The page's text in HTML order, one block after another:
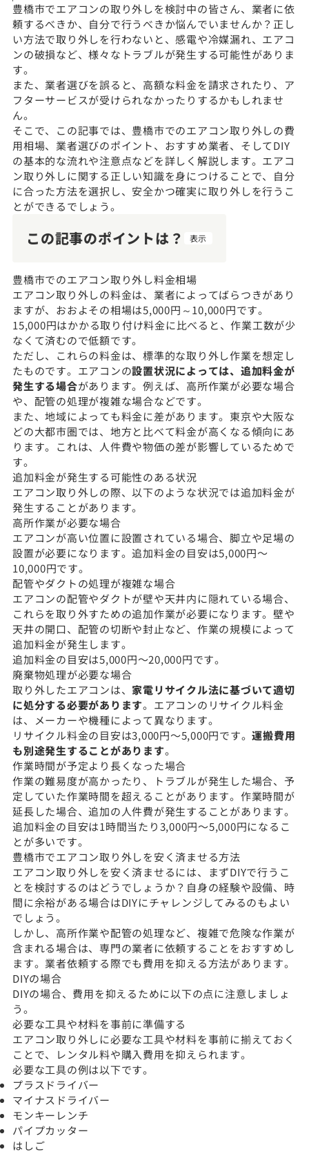
豊橋市でエアコンの取り外しを検討中の皆さん、業者に依
頼するべきか、自分で行うべきか悩んでいませんか？正し
い方法で取り外しを行わないと、感電や冷媒漏れ、エアコ
ンの破損など、様々なトラブルが発生する可能性がありま
す。
また、業者選びを誤ると、高額な料金を請求されたり、ア
フターサービスが受けられなかったりするかもしれませ
ん。
そこで、この記事では、豊橋市でのエアコン取り外しの費
用相場、業者選びのポイント、おすすめ業者、そしてDIY
の基本的な流れや注意点などを詳しく解説します。エアコ
ン取り外しに関する正しい知識を身につけることで、自分
に合った方法を選択し、安全かつ確実に取り外しを行うこ
とができるでしょう。
この記事のポイントは？ 表示
豊橋市でのエアコン取り外し料金相場
エアコン取り外しの料金は、業者によってばらつきがあり
ますが、おおよその相場は5,000円～10,000円です。
15,000円はかかる取り付け料金に比べると、作業工数が少
なくて済むので低額です。
ただし、これらの料金は、標準的な取り外し作業を想定し
たものです。エアコンの設置状況によっては、追加料金が
発生する場合があります。例えば、高所作業が必要な場合
や、配管の処理が複雑な場合などです。
また、地域によっても料金に差があります。東京や大阪な
どの大都市圏では、地方と比べて料金が高くなる傾向にあ
ります。これは、人件費や物価の差が影響しているためで
す。
追加料金が発生する可能性のある状況
エアコン取り外しの際、以下のような状況では追加料金が
発生することがあります。
高所作業が必要な場合
エアコンが高い位置に設置されている場合、脚立や足場の
設置が必要になります。追加料金の目安は5,000円〜
10,000円です。
配管やダクトの処理が複雑な場合
エアコンの配管やダクトが壁や天井内に隠れている場合、
これらを取り外すための追加作業が必要になります。壁や
天井の開口、配管の切断や封止など、作業の規模によって
追加料金が発生します。
追加料金の目安は5,000円〜20,000円です。
廃棄物処理が必要な場合
取り外したエアコンは、 家電リサイクル法に基づいて適切
に処分する必要があります。エアコンのリサイクル料金
は、メーカーや機種によって異なります。
リサイクル料金の目安は3,000円〜5,000円です。運搬費用
も別途発生することがあります。
作業時間が予定より長くなった場合
作業の難易度が高かったり、トラブルが発生した場合、予
定していた作業時間を超えることがあります。作業時間が
延長した場合、追加の人件費が発生することがあります。
追加料金の目安は1時間当たり3,000円〜5,000円になるこ
とが多いです。
豊橋市でエアコン取り外しを安く済ませる方法
エアコン取り外しを安く済ませるには、まずDIYで行うこ
とを検討するのはどうでしょうか？自身の経験や設備、時
間に余裕がある場合はDIYにチャレンジしてみるのもよい
でしょう。
しかし、高所作業や配管の処理など、複雑で危険な作業が
含まれる場合は、専門の業者に依頼することをおすすめし
ます。業者依頼する際でも費用を抑える方法があります。
DIYの場合
DIYの場合、費用を抑えるために以下の点に注意しましょ
う。
必要な工具や材料を事前に準備する
エアコン取り外しに必要な工具や材料を事前に揃えておく
ことで、レンタル料や購入費用を抑えられます。
必要な工具の例は以下です。
プラスドライバー
マイナスドライバー
モンキーレンチ
パイプカッター
はしご